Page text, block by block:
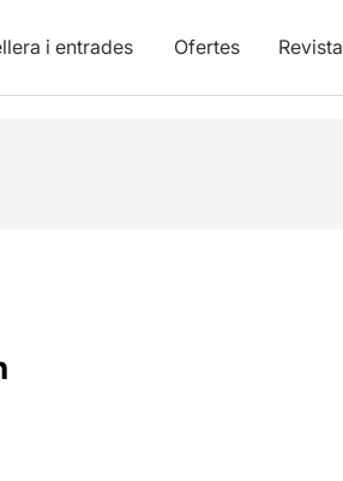
i entrades Ofertes Revista